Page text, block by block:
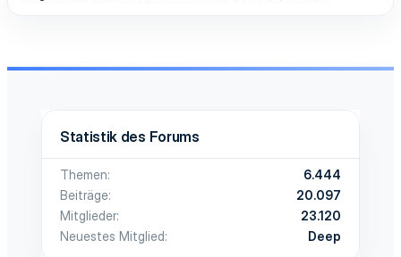
Statistik des Forums
Themen
6.444
Beiträge
20.097
Mitglieder
23.120
Neuestes Mitglied
Deep